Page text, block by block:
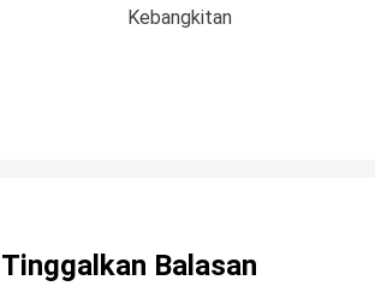
Kebangkitan
Tinggalkan Balasan